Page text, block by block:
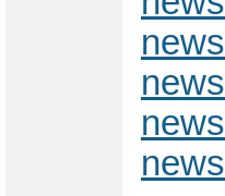
news
news
news
news